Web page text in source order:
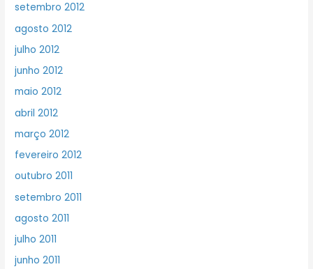
setembro 2012
agosto 2012
julho 2012
junho 2012
maio 2012
abril 2012
março 2012
fevereiro 2012
outubro 2011
setembro 2011
agosto 2011
julho 2011
junho 2011